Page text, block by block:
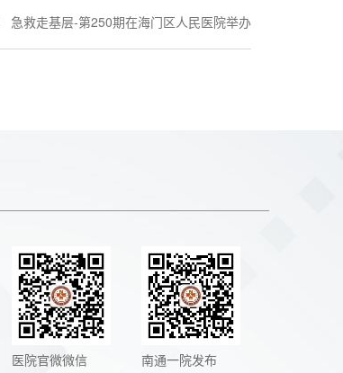
急救走基层-第250期在海门区人民医院举办
医院官微微信 南通一院发布